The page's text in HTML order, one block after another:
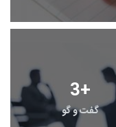
3+
گفت و گو